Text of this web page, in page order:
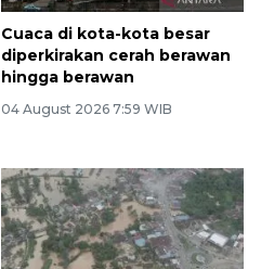
Cuaca di kota-kota besar
diperkirakan cerah berawan
hingga berawan
04 August 2026 7:59 WIB